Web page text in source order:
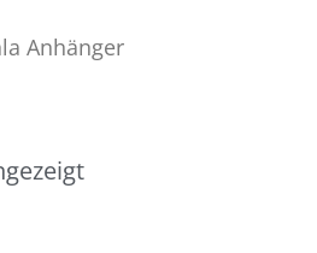
Anhänger